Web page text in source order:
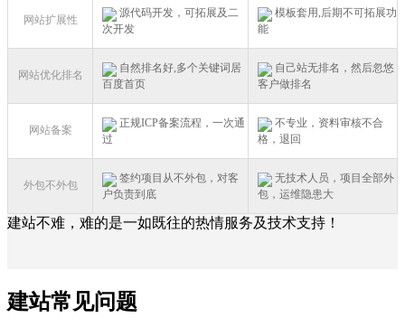
网站扩展性
源代码开发，可拓展及二
次开发
模板套用,后期不可拓展功
能
网站优化排名
自然排名好,多个关键词居
百度首页
自己站无排名，然后忽悠
客户做排名
网站备案
正规ICP备案流程，一次通
过
不专业，资料审核不合
格，退回
外包不外包
签约项目从不外包，对客
户负责到底
无技术人员，项目全部外
包，运维隐患大
建站不难，难的是一如既往的热情服务及技术支持！
建站常见问题